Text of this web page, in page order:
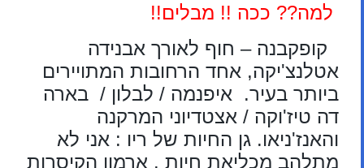
למה?? ככה !! מבלים!!
קופקבנה – חוף לאורך אבנידה
אטלנצ'יקה, אחד הרחובות המתויירים
ביותר בעיר. איפנמה / לבלון / בארה
דה טיז'וקה / אצטדיוני המרקנה
והאנז'ניאו. גן החיות של ריו : אני לא
מתלהב מכליאת חיות . ארמון הקיסרות